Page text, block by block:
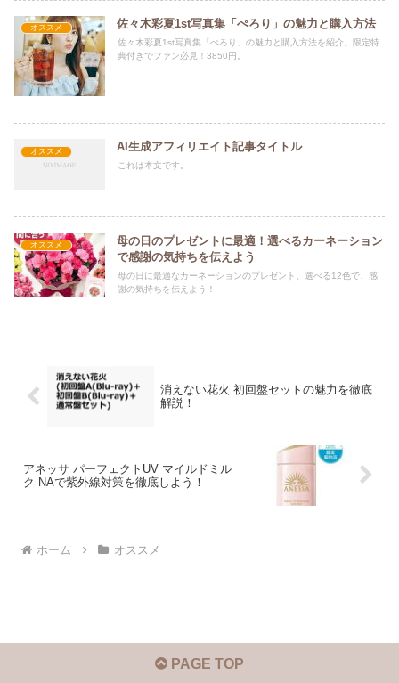
オススメ 佐々木彩夏1st写真集「ぺろり」の魅力と購入方法
佐々木彩夏1st写真集「ぺろり」の魅力と購入方法を紹介。限定特
典付きでファン必見！3850円。
オススメ AI生成アフィリエイト記事タイトル
これは本文です。
オススメ
母の日のプレゼントに最適！選べるカーネーション
で感謝の気持ちを伝えよう
母の日に最適なカーネーションのプレゼント。選べる12色で、感
謝の気持ちを伝えよう！
消えない花火 初回盤セットの魅力を徹底
解説！
アネッサ パーフェクトUV マイルドミル
ク NAで紫外線対策を徹底しよう！
ホーム オススメ
PAGE TOP